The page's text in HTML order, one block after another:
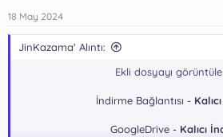
18 May 2024
JinKazama' Alıntı:
Ekli dosyayı görüntüle
İndirme Bağlantısı -
GoogleDrive - Kalıcı